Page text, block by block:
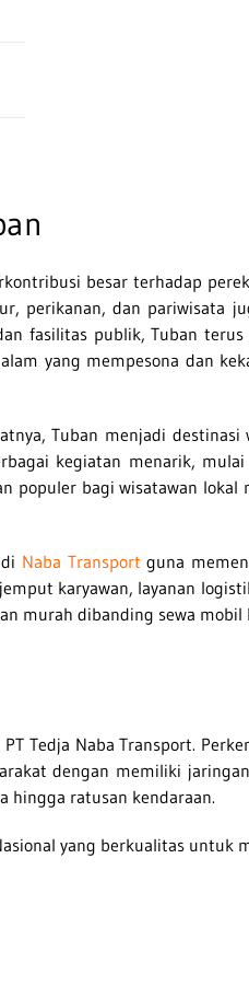
besar terhadap
perikanan, dan pariwisata
fasilitas publik, Tuban terus
yang mempesona dan
Tuban menjadi
kegiatan menarik,
populer bagi wisatawan lokal
Naba Transport guna
karyawan, layanan
murah dibanding sewa mobil
Tedja Naba Transport.
dengan memiliki
hingga ratusan kendaraan.
yang berkualitas untuk